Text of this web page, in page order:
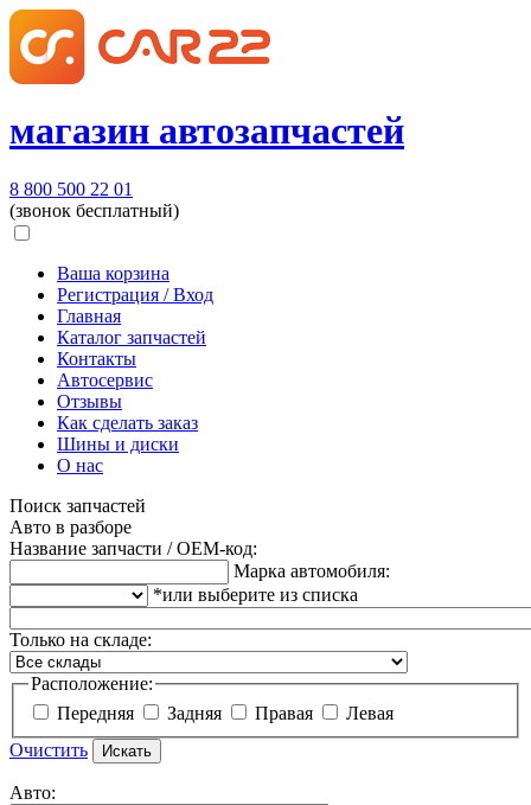
магазин автозапчастей
8 800 500 22 01
(звонок бесплатный)
Ваша корзина
Регистрация / Вход
Главная
Каталог запчастей
Контакты
Автосервис
Отзывы
Как сделать заказ
Шины и диски
О нас
Поиск запчастей
Авто в разборе
Название запчасти / OEM-код:
Марка автомобиля:
*или выберите из списка
Только на складе:
Расположение:
Передняя
Задняя Правая
Левая
Очистить
Авто: